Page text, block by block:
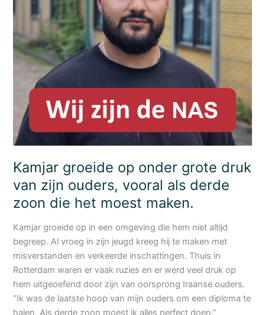
cliënten
in
de
Huiskamer
dagopvang.
Kamjar groeide op onder grote druk
van zijn ouders, vooral als derde
zoon die het moest maken.
Kamjar groeide op in een omgeving die hem niet altijd
begreep. Al vroeg in zijn jeugd kreeg hij te maken met
misverstanden en verkeerde inschattingen. Thuis in
Rotterdam waren er vaak ruzies en er werd veel druk op
hem uitgeoefend door zijn van oorsprong Iraanse ouders.
“Ik was de laatste hoop van mijn ouders om een diploma te
halen. Als derde zoon moest ik alles perfect doen.”